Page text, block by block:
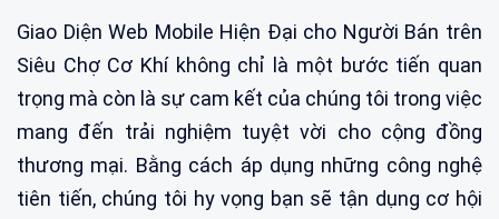
Giao Diện Web Mobile Hiện Đại cho Người Bán trên
Siêu Chợ Cơ Khí không chỉ là một bước tiến quan
trọng mà còn là sự cam kết của chúng tôi trong việc
mang đến trải nghiệm tuyệt vời cho cộng đồng
thương mại. Bằng cách áp dụng những công nghệ
tiên tiến, chúng tôi hy vọng bạn sẽ tận dụng cơ hội